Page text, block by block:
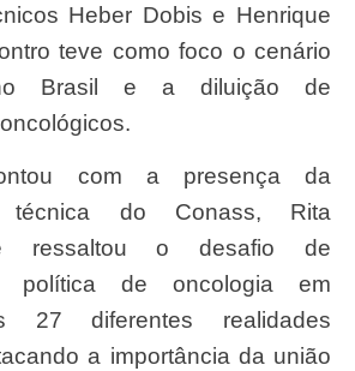
Heber Dobis e Henrique
teve como foco o cenário
Brasil e a diluição de
técnica do Conass, Rita
ressaltou o desafio de
política de oncologia em
27 diferentes realidades
a importância da união